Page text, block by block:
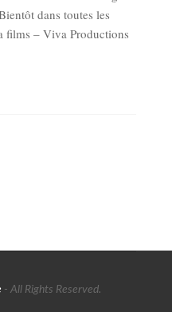
dans toutes les
films – Viva Productions
- All Rights Reserved.